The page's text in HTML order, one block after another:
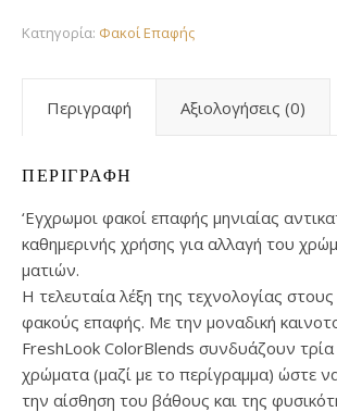
Κατηγορία: Φακοί Επαφής
Περιγραφή Αξιολογήσεις (0)
ΠΕΡΙΓΡΑΦΉ
‘Εγχρωμοι φακοί επαφής μηνιαίας
καθημερινής χρήσης για αλλαγή του
ματιών.
Η τελευταία λέξη της τεχνολογίας
φακούς επαφής. Με την μοναδική
FreshLook ColorBlends συνδυάζουν τρία
χρώματα (μαζί με το περίγραμμα) ώστε
την αίσθηση του βάθους και της